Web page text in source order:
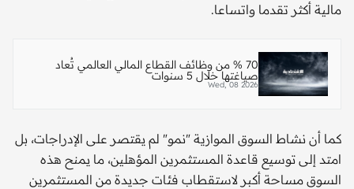
مالية أكثر تقدما واتساعا.
70 % من وظائف القطاع المالي العالمي تُعاد
صياغتها خلال 5 سنوات
Wed, 08 2026
كما أن نشاط السوق الموازية "نمو" لم يقتصر على الإدراجات، بل
امتد إلى توسيع قاعدة المستثمرين المؤهلين، ما يمنح هذه
السوق مساحة أكبر لاستقطاب فئات جديدة من المستثمرين